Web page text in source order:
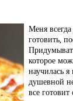
Меня
готовить,
которое
научилась
душевной
все